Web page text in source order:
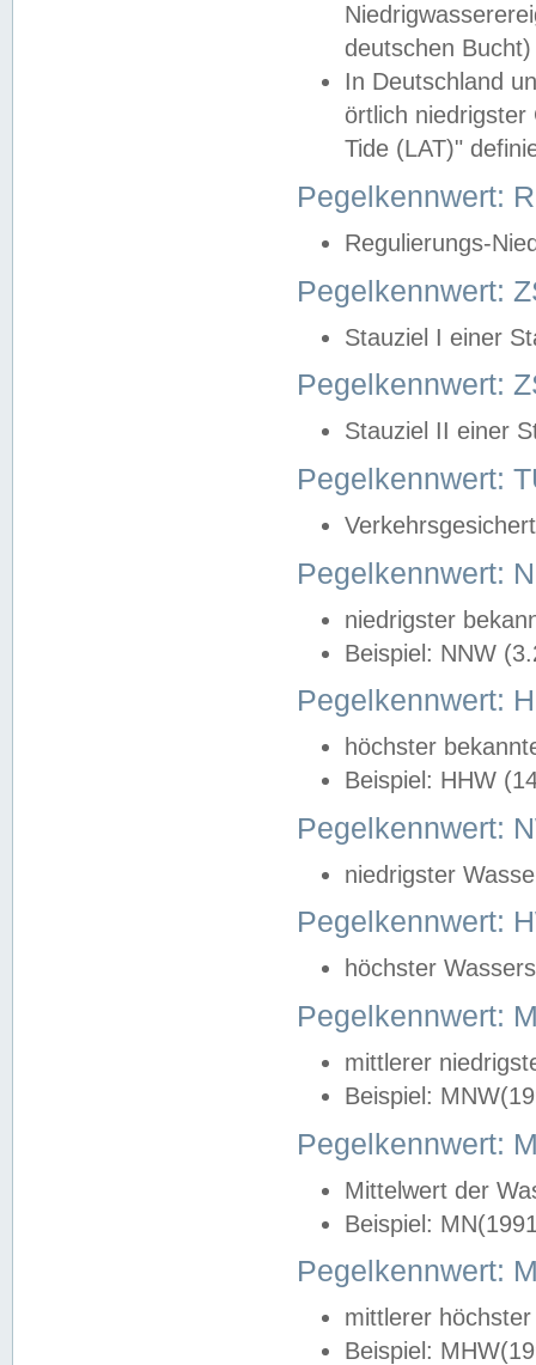
deutschen
In Deutschland
örtlich
Tide (LAT)"
Pegelkennwert:
Regulierungs-
Pegelkennwert:
Stauziel I einer
Pegelkennwert:
Stauziel II einer
Pegelkennwert:
Pegelkennwert:
niedrigster
Beispiel: NNW
Pegelkennwert:
höchster
Beispiel: HHW
Pegelkennwert:
niedrigster
Pegelkennwert:
höchster
Pegelkennwert:
mittlerer
Beispiel:
Pegelkennwert:
Mittelwert der
Beispiel:
Pegelkennwert:
mittlerer
Beispiel: